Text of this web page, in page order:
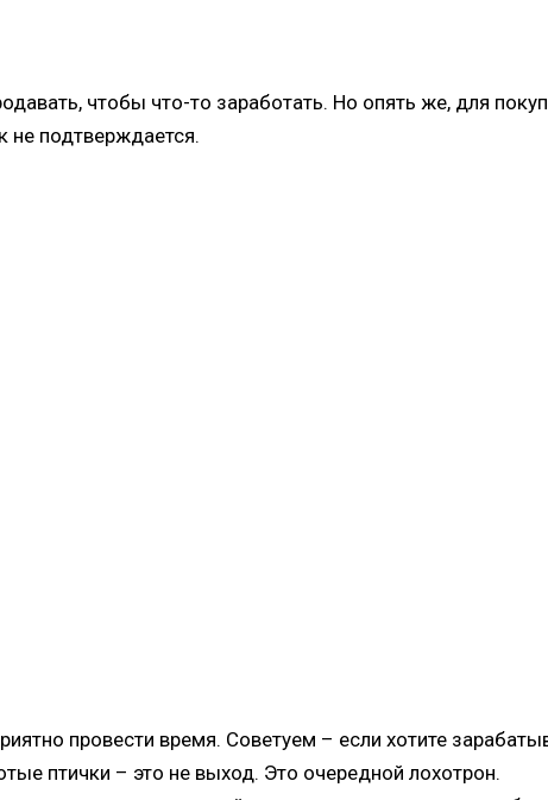
чтобы что-то заработать. Но опять же, для
не подтверждается.
провести время. Советуем – если хотите
птички – это не выход. Это очередной лохотрон.